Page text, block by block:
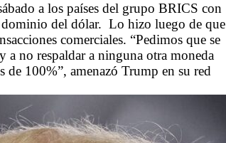
a los países del grupo BRICS con
dominio del dólar. Lo hizo luego de que
comerciales. “Pedimos que se
a no respaldar a ninguna otra moneda
de 100%”, amenazó Trump en su red